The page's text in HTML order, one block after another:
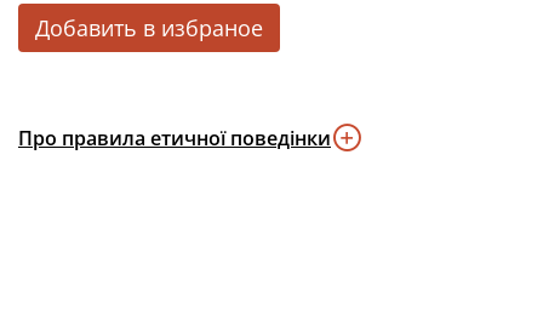
Добавить в избраное
Про правила етичної поведінки